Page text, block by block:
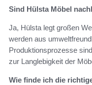
Sind Hülsta Möbel
Ja, Hülsta legt großen
werden aus
Produktionsprozesse
zur Langlebigkeit der
Wie finde ich die